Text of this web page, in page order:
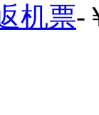
机票-